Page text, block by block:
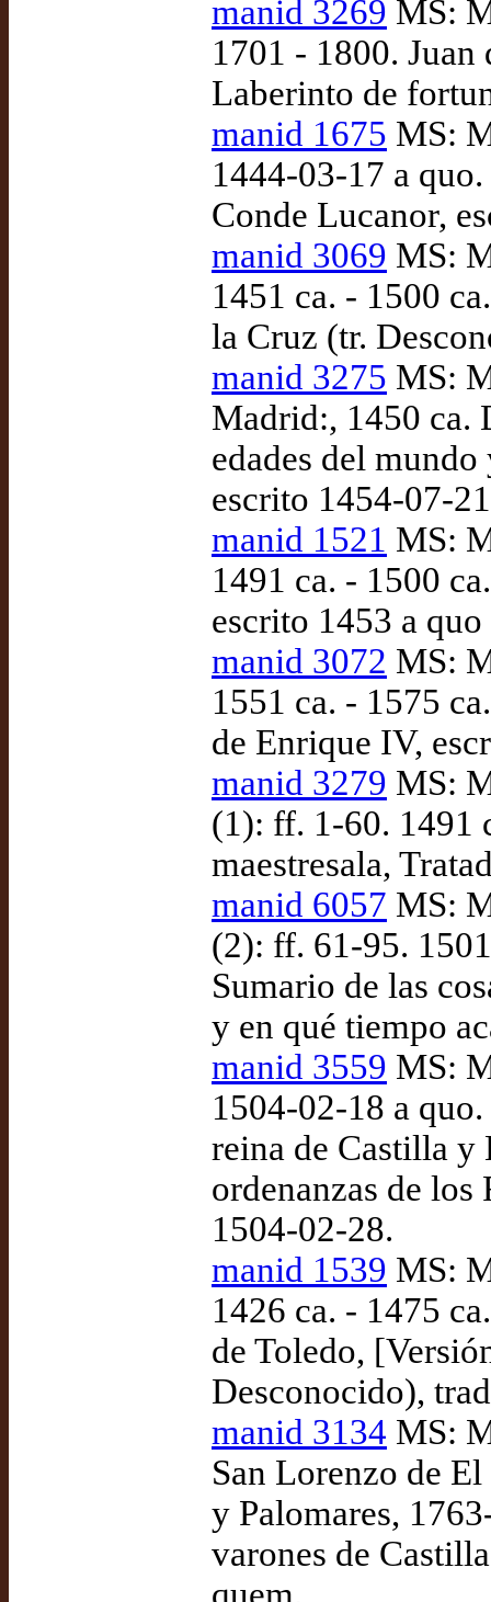
manid 3269 MS:
1701 - 1800.
Laberinto de
manid 1675 MS:
1444-03-17 a
Conde Lucanor,
manid 3069 MS:
1451 ca. - 1500
la Cruz (tr.
manid 3275 MS:
Madrid:, 1450 ca.
edades del
escrito 1454-07-
manid 1521 MS:
1491 ca. - 1500
escrito 1453 a
manid 3072 MS:
1551 ca. - 1575
de Enrique IV,
manid 3279 MS:
(1): ff. 1-60. 1491
maestresala,
manid 6057 MS:
(2): ff. 61-95.
Sumario de las
y en qué tiempo
manid 3559 MS:
1504-02-18 a
reina de Castilla
ordenanzas de
1504-02-28.
manid 1539 MS:
1426 ca. - 1475
de Toledo,
Desconocido),
manid 3134 MS:
San Lorenzo de
y Palomares,
varones de